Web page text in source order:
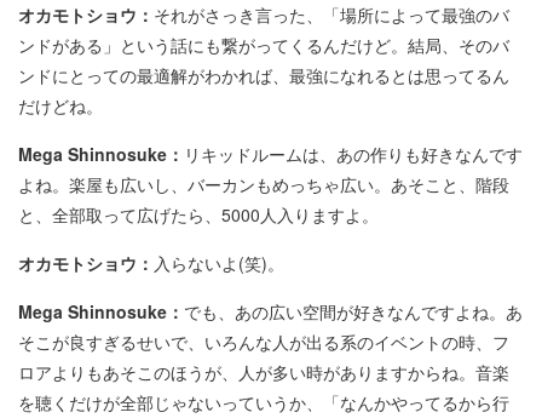
オカモトショウ： それがさっき言った、「場所によって最強のバ
ンドがある」という話にも繋がってくるんだけど。結局、そのバ
ンドにとっての最適解がわかれば、最強になれるとは思ってるん
だけどね。
Mega Shinnosuke： リキッドルームは、あの作りも好きなんです
よね。楽屋も広いし、バーカンもめっちゃ広い。あそこと、階段
と、全部取って広げたら、5000人入りますよ。
オカモトショウ： 入らないよ(笑)。
Mega Shinnosuke： でも、あの広い空間が好きなんですよね。あ
そこが良すぎるせいで、いろんな人が出る系のイベントの時、フ
ロアよりもあそこのほうが、人が多い時がありますからね。音楽
を聴くだけが全部じゃないっていうか、「なんかやってるから行